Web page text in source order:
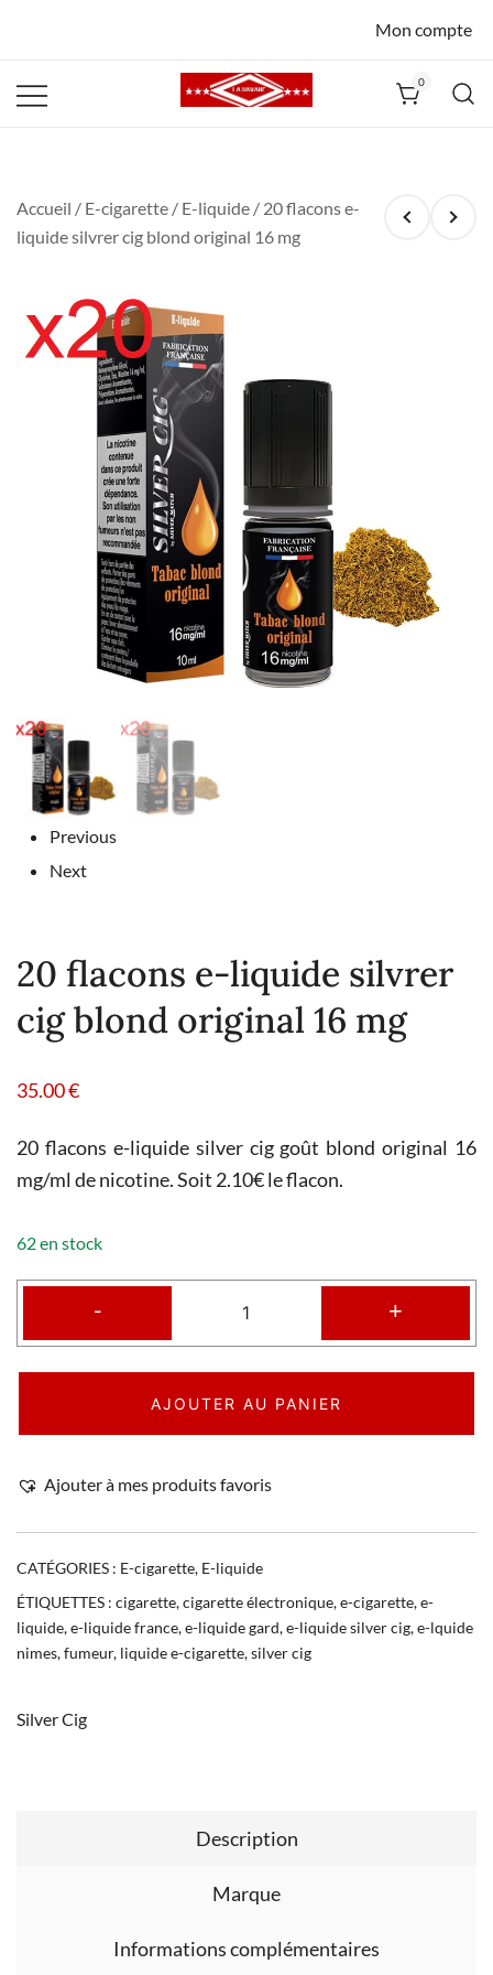
Mon compte
0
Accueil / E-cigarette / E-liquide / 20 flacons e-
liquide silvrer cig blond original 16 mg
Previous
Next
20 flacons e-liquide silvrer
cig blond original 16 mg
35.00€
20 flacons e-liquide silver cig goût blond original 16
mg/ml de nicotine. Soit 2.10€ le flacon.
62 en stock
- +
AJOUTER AU PANIER
Ajouter à mes produits favoris
CATÉGORIES : E-cigarette, E-liquide
ÉTIQUETTES : cigarette,cigarette électronique,e-cigarette,e-
liquide,e-liquide france,e-liquide gard,e-liquide silver cig,e-lquide
nimes,fumeur, liquide e-cigarette,silver cig
Silver Cig
Description
Marque
Informations complémentaires